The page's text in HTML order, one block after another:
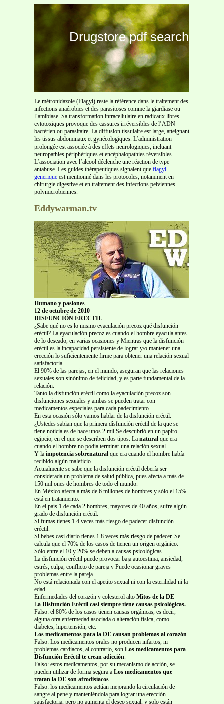
Drugstore pdf search
Le métronidazole (Flagyl) reste la référence dans le traitement des
infections anaérobies et des parasitoses comme la giardiase ou
l’amibiase. Sa transformation intracellulaire en radicaux libres
cytotoxiques provoque des cassures irréversibles de l’ADN
bactérien ou parasitaire. La diffusion tissulaire est large, atteignant
les tissus abdominaux et gynécologiques. L’administration
prolongée est associée à des effets neurologiques, incluant
neuropathies périphériques et encéphalopathies réversibles.
L’association avec l’alcool déclenche une réaction de type
antabuse. Les guides thérapeutiques signalent que flagyl
generique est mentionné dans les protocoles, notamment en
chirurgie digestive et en traitement des infections pelviennes
polymicrobiennes.
Eddywarman.tv
Humano y pasiones
12 de octubre de 2010
DISFUNCIÓN ERECTIL
¿Sabe qué no es lo mismo eyaculación precoz qué disfunción
eréctil? La eyaculación precoz es cuando el hombre eyacula antes
de lo deseado, en varias ocasiones y Mientras que la disfunción
eréctil es la incapacidad persistente de lograr y/o mantener una
erección lo suficientemente firme para obtener una relación sexual
satisfactoria.
El 90% de las parejas, en el mundo, aseguran que las relaciones
sexuales son sinónimo de felicidad, y es parte fundamental de la
relación.
Tanto la disfunción eréctil como la eyaculación precoz son
disfunciones sexuales y ambas se pueden tratar con
medicamentos especiales para cada padecimiento.
En esta ocasión sólo vamos hablar de la disfunción eréctil.
¿Ustedes sabían que la primera disfunción eréctil de la que se
tiene noticia es de hace unos 2 mil Se descubrió en un papiro
egipcio, en el que se describen dos tipos: La natural que era
cuando el hombre no podía terminar una relación sexual.
Y la impotencia sobrenatural que era cuando el hombre había
recibido algún maleficio.
Actualmente se sabe que la disfunción eréctil debería ser
considerada un problema de salud pública, pues afecta a más de
150 mil ones de hombres de todo el mundo.
En México afecta a más de 6 millones de hombres y sólo el 15%
está en tratamiento.
En el país 1 de cada 2 hombres, mayores de 40 años, sufre algún
grado de disfunción eréctil.
Si fumas tienes 1.4 veces más riesgo de padecer disfunción
eréctil.
Si bebes casi diario tienes 1.8 veces más riesgo de padecer. Se
calcula que el 70% de los casos de tienen un origen orgánico.
Sólo entre el 10 y 20% se deben a causas psicológicas.
La disfunción eréctil puede provocar baja autoestima, ansiedad,
estrés, culpa, conflicto de pareja y Puede ocasionar graves
problemas entre la pareja.
No está relacionada con el apetito sexual ni con la esterilidad ni la
edad.
Enfermedades del corazón y colesterol alto Mitos de la DE
La Disfunción Eréctil casi siempre tiene causas psicológicas.
Falso: el 80% de los casos tienen causas orgánicas, es decir,
alguna otra enfermedad asociada o alteración física, como
diabetes, hipertensión, etc.
Los medicamentos para la DE causan problemas al corazón.
Falso: Los medicamentos orales no producen infartos, ni
problemas cardiacos, al contrario, son Los medicamentos para
Disfunción Eréctil te crean adicción.
Falso: estos medicamentos, por su mecanismo de acción, se
pueden utilizar de forma segura a Los medicamentos que
tratan la DE son afrodisíacos.
Falso: los medicamentos actúan mejorando la circulación de
sangre al pene y manteniéndola para lograr una erección
satisfactoria, pero no aumenta el deseo sexual, y solo están